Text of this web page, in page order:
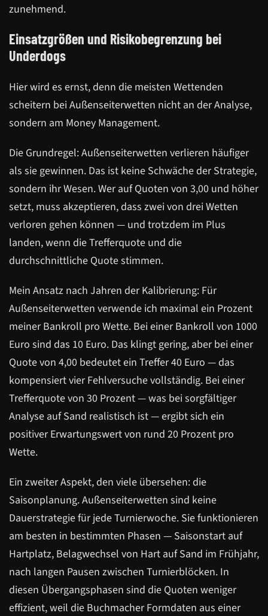
zunehmend.
Einsatzgrößen und Risikobegrenzung bei
Underdogs
Hier wird es ernst, denn die meisten Wettenden
scheitern bei Außenseiterwetten nicht an der Analyse,
sondern am Money Management.
Die Grundregel: Außenseiterwetten verlieren häufiger
als sie gewinnen. Das ist keine Schwäche der Strategie,
sondern ihr Wesen. Wer auf Quoten von 3,00 und höher
setzt, muss akzeptieren, dass zwei von drei Wetten
verloren gehen können — und trotzdem im Plus
landen, wenn die Trefferquote und die
durchschnittliche Quote stimmen.
Mein Ansatz nach Jahren der Kalibrierung: Für
Außenseiterwetten verwende ich maximal ein Prozent
meiner Bankroll pro Wette. Bei einer Bankroll von 1000
Euro sind das 10 Euro. Das klingt gering, aber bei einer
Quote von 4,00 bedeutet ein Treffer 40 Euro — das
kompensiert vier Fehlversuche vollständig. Bei einer
Trefferquote von 30 Prozent — was bei sorgfältiger
Analyse auf Sand realistisch ist — ergibt sich ein
positiver Erwartungswert von rund 20 Prozent pro
Wette.
Ein zweiter Aspekt, den viele übersehen: die
Saisonplanung. Außenseiterwetten sind keine
Dauerstrategie für jede Turnierwoche. Sie funktionieren
am besten in bestimmten Phasen — Saisonstart auf
Hartplatz, Belagwechsel von Hart auf Sand im Frühjahr,
nach langen Pausen zwischen Turnierblöcken. In
diesen Übergangsphasen sind die Quoten weniger
effizient, weil die Buchmacher Formdaten aus einer